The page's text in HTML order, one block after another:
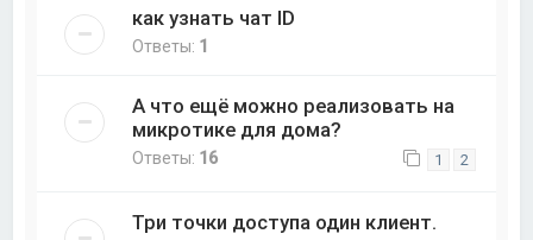
как узнать чат ID
Ответы: 1
А что ещё можно реализовать на
микротике для дома?
Ответы: 16 1 2
Три точки доступа один клиент.